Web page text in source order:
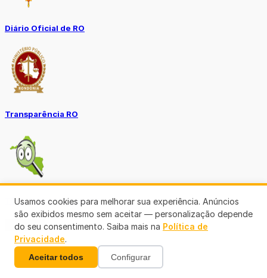
Diário Oficial de RO
Transparência RO
Tô no Controle TCE-RO
Ver mais
Usamos cookies para melhorar sua experiência. Anúncios
são exibidos mesmo sem aceitar — personalização depende
do seu consentimento. Saiba mais na Política de
Privacidade.
Aceitar todos Configurar